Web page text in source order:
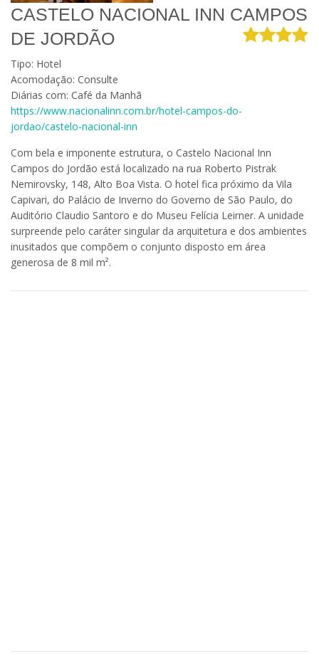
CASTELO NACIONAL INN CAMPOS
DE JORDÃO
Tipo: Hotel
Acomodação: Consulte
Diárias com: Café da Manhã
https://www.nacionalinn.com.br/hotel-campos-do-
jordao/castelo-nacional-inn
Com bela e imponente estrutura, o Castelo Nacional Inn
Campos do Jordão está localizado na rua Roberto Pistrak
Nemirovsky, 148, Alto Boa Vista. O hotel fica próximo da Vila
Capivari, do Palácio de Inverno do Governo de São Paulo, do
Auditório Claudio Santoro e do Museu Felícia Leirner. A unidade
surpreende pelo caráter singular da arquitetura e dos ambientes
inusitados que compõem o conjunto disposto em área
generosa de 8 mil m².